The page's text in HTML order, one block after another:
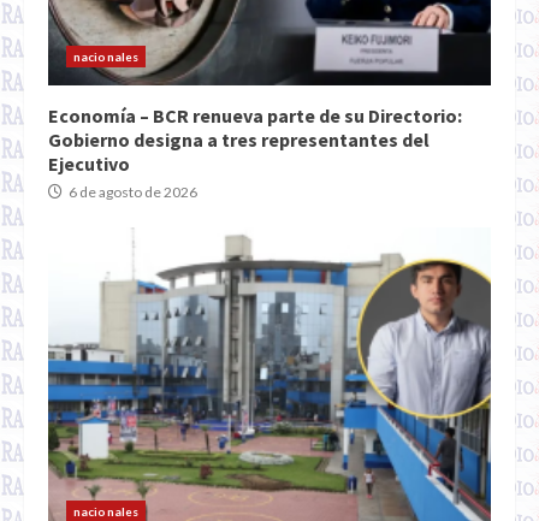
nacionales
Economía – BCR renueva parte de su Directorio:
Gobierno designa a tres representantes del
Ejecutivo
6 de agosto de 2026
nacionales